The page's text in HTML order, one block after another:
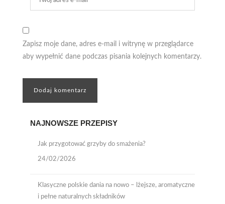
Zapisz moje dane, adres e-mail i witrynę w przeglądarce
aby wypełnić dane podczas pisania kolejnych komentarzy.
NAJNOWSZE PRZEPISY
Jak przygotować grzyby do smażenia?
24/02/2026
Klasyczne polskie dania na nowo – lżejsze, aromatyczne
i pełne naturalnych składników